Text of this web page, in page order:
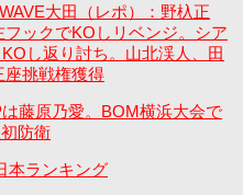
大田（レポ）：野杁正
ックでKOしリベンジ。シア
し返り討ち。山北渓人、田
座挑戦権獲得
藤原乃愛。BOM横浜大会で
防衛
本ランキング